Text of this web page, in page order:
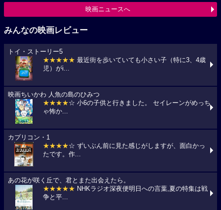
映画ニュースへ
みんなの映画レビュー
トイ・ストーリー5
★★★★★ 最近街を歩いていても小さい子（特に3、4歳
児）がi...
映画ちいかわ 人魚の島のひみつ
★★★★☆ 小6の子供と行きました。 セイレーンがめっち
ゃ怖か...
カプリコン・1
★★★★☆ ずいぶん前に見た感じがしますが、面白かっ
たです。作...
あの花が咲く丘で、君とまた出会えたら。
★★★★★ NHKラジオ深夜便明日への言葉,夏の特集は戦
争と平...